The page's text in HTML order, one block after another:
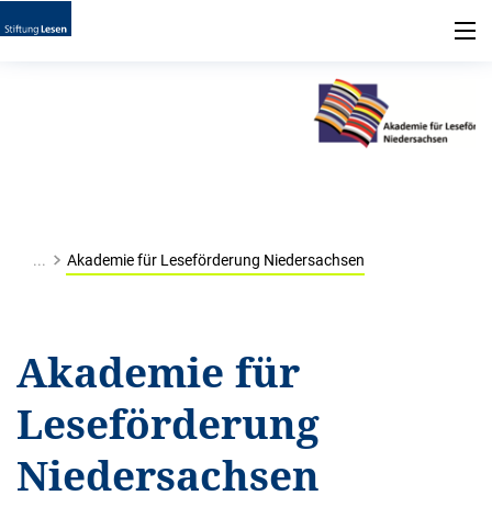
... Akademie für Leseförderung Niedersachsen
Akademie für
Leseförderung
Niedersachsen